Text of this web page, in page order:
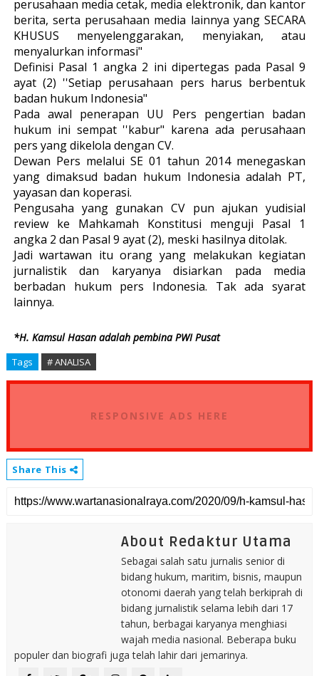
perusahaan media cetak, media elektronik, dan kantor
berita, serta perusahaan media lainnya yang SECARA
KHUSUS menyelenggarakan, menyiakan, atau
menyalurkan informasi"
Definisi Pasal 1 angka 2 ini dipertegas pada Pasal 9
ayat (2) ''Setiap perusahaan pers harus berbentuk
badan hukum Indonesia"
Pada awal penerapan UU Pers pengertian badan
hukum ini sempat ''kabur" karena ada perusahaan
pers yang dikelola dengan CV.
Dewan Pers melalui SE 01 tahun 2014 menegaskan
yang dimaksud badan hukum Indonesia adalah PT,
yayasan dan koperasi.
Pengusaha yang gunakan CV pun ajukan yudisial
review ke Mahkamah Konstitusi menguji Pasal 1
angka 2 dan Pasal 9 ayat (2), meski hasilnya ditolak.
Jadi wartawan itu orang yang melakukan kegiatan
jurnalistik dan karyanya disiarkan pada media
berbadan hukum pers Indonesia. Tak ada syarat
lainnya.
*H. Kamsul Hasan adalah pembina PWI Pusat
Tags # ANALISA
RESPONSIVE ADS HERE
Share This
About Redaktur Utama
Sebagai salah satu jurnalis senior di
bidang hukum, maritim, bisnis, maupun
otonomi daerah yang telah berkiprah di
bidang jurnalistik selama lebih dari 17
tahun, berbagai karyanya menghiasi
wajah media nasional. Beberapa buku
populer dan biografi juga telah lahir dari jemarinya.